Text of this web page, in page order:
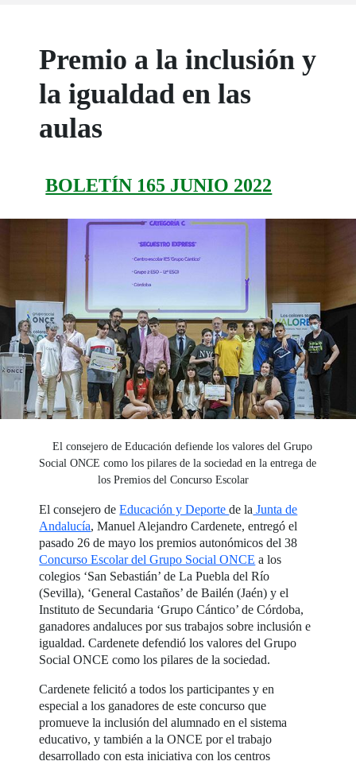
Premio a la inclusión y
la igualdad en las
aulas
BOLETÍN 165 JUNIO 2022
El consejero de Educación defiende los valores del Grupo
Social ONCE como los pilares de la sociedad en la entrega de
los Premios del Concurso Escolar
El consejero deEducación y Deportede la Junta de
Andalucía, Manuel Alejandro Cardenete, entregó el
pasado 26 de mayo los premios autonómicos del 38
Concurso Escolar del Grupo Social ONCE a los
colegios ‘San Sebastián’ de La Puebla del Río
(Sevilla), ‘General Castaños’ de Bailén (Jaén) y el
Instituto de Secundaria ‘Grupo Cántico’ de Córdoba,
ganadores andaluces por sus trabajos sobre inclusión e
igualdad. Cardenete defendió los valores del Grupo
Social ONCE como los pilares de la sociedad.
Cardenete felicitó a todos los participantes y en
especial a los ganadores de este concurso que
promueve la inclusión del alumnado en el sistema
educativo, y también a la ONCE por el trabajo
desarrollado con esta iniciativa con los centros